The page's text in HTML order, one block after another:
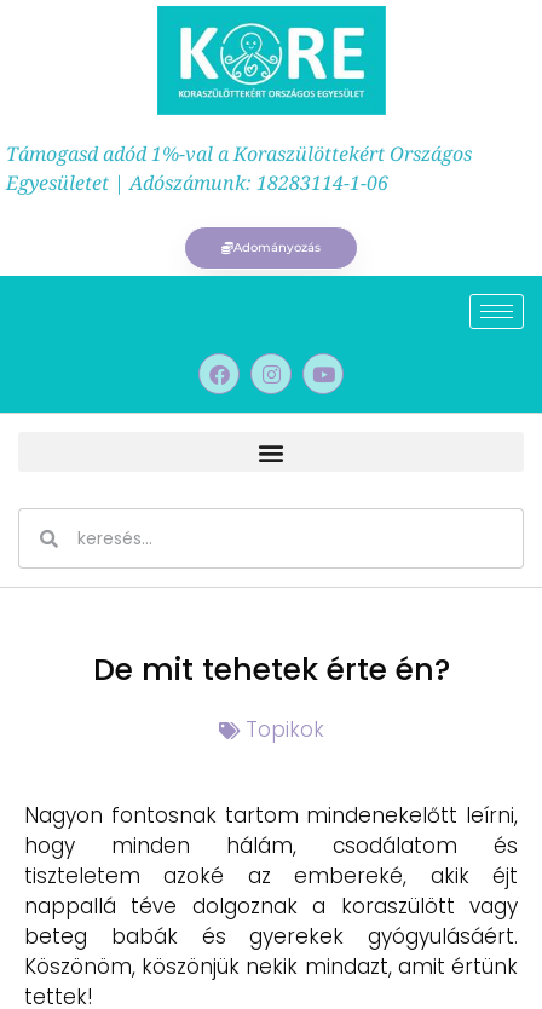
Támogasd adód 1%-val a Koraszülöttekért Országos
Egyesületet | Adószámunk: 18283114-1-06
Adományozás
De mit tehetek érte én?
Topikok
Nagyon fontosnak tartom mindenekelőtt leírni,
hogy minden hálám, csodálatom és
tiszteletem azoké az embereké, akik éjt
nappallá téve dolgoznak a koraszülött vagy
beteg babák és gyerekek gyógyulásáért.
Köszönöm, köszönjük nekik mindazt, amit értünk
tettek!